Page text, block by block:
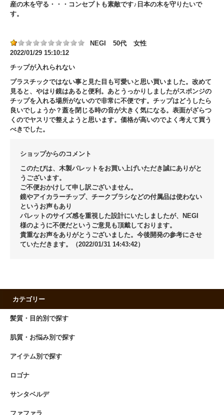
産の木を守る・・・コンセプトも素敵です♪日本の木を守りたいで
す。
NEGI 50代
女性
2022/01/29 15:10:12
チップが入れられない
プラスチックではない事と見た目も可愛いと思い買いました。改めて
見ると、やはり鏡はあると便利。あとうっかりしましたがスポンジの
チップを入れる場所がないので非常に不便です。チップはどうしたら
良いでしょうか？蓋を閉じる時の音が大きく気になる。表面がざらつ
くのでヤスリで整えようと思います。価格が高いのでよく考えて買う
べきでした。
ショップからのコメント
このたびは、木製パレットをお買い上げいただき誠にありがと
うございます。
ご不便おかけして申し訳ございません。
鏡やアイカラーチップ、チークブラシなどの付属品は使わない
というお声もあり
パレットのサイズ感を重視した設計にいたしましたが、NEGI
様のように不便だというご意見も頂戴しております。
貴重なお声をありがとうございました。今後開発の参考にさせ
ていただきます。（2022/01/31 14:43:42）
カテゴリー
髪質・目的別で探す
肌質・お悩み別で探す
アイテム別で探す
ロゴナ
サンタベルデ
ファファラ